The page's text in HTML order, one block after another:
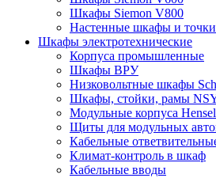
Шкафы Siemon V800
Настенные шкафы и
Шкафы электротехнические
Корпуса промышленные
Шкафы ВРУ
Низковольтные шкафы
Шкафы, стойки, рамы
Модульные корпуса
Щиты для модульных
Кабельные
Климат-контроль в шкаф
Кабельные вводы